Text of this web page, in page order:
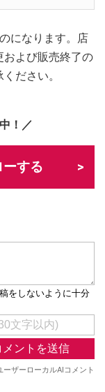
になります。店
および販売終了の
ださい。
！／
する